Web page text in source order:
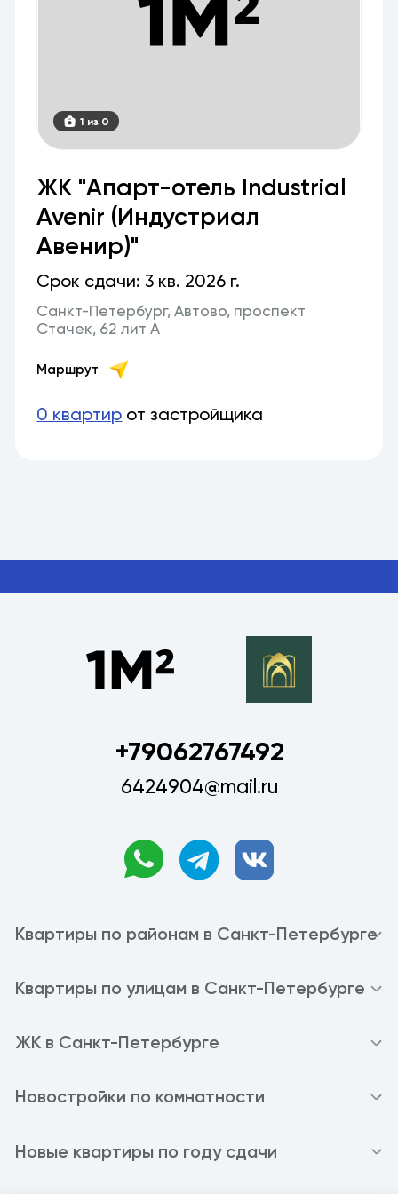
1 из 0
ЖК "Апарт-отель Industrial
Avenir (Индустриал
Авенир)"
Срок сдачи: 3 кв. 2026 г.
Санкт-Петербург, Автово, проспект
Стачек, 62 лит А
Маршрут
0 квартир от застройщика
+79062767492
6424904@mail.ru
Квартиры по районам в Санкт-Петербурге
Квартиры по улицам в Санкт-Петербурге
ЖК в Санкт-Петербурге
Новостройки по комнатности
Новые квартиры по году сдачи